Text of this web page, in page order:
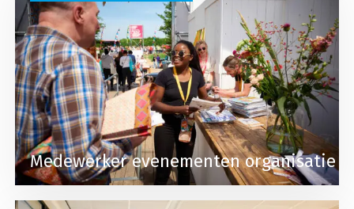
Medewerker evenementen organisatie